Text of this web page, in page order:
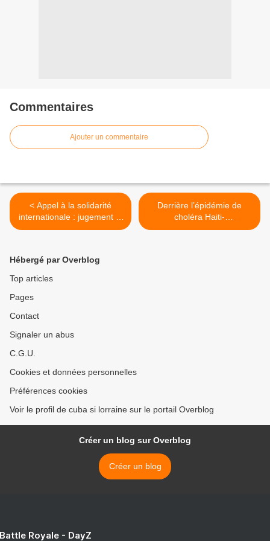
Commentaires
Ajouter un commentaire
< Appel à la solidarité
internationale : jugement le
10 Janvier du terroriste
Derrière l’épidémie de
choléra Haiti-
Choléra/Recontruction :
Hébergé par Overblog
Top articles
Pages
Contact
Signaler un abus
C.G.U.
Cookies et données personnelles
Préférences cookies
Voir le profil de cuba si lorraine sur le portail Overblog
Créer un blog sur Overblog
Créer un blog
Royale - DayZ